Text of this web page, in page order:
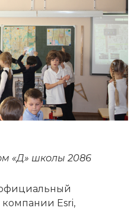
«Д» школы 2086
Esri,